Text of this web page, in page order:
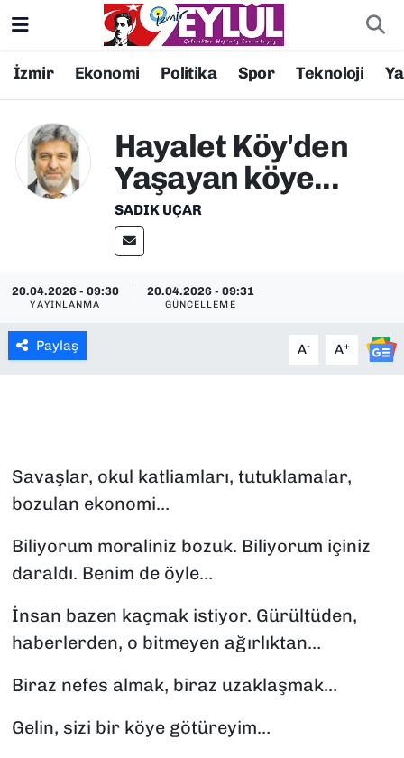
İzmir Ekonomi Politika Spor Teknoloji
Hayalet Köy'den
Yaşayan köye...
SADIK UÇAR
20.04.2026 - 09:30
YAYINLANMA
20.04.2026 - 09:31
GÜNCELLEME
Paylaş A- A+
Savaşlar, okul katliamları, tutuklamalar,
bozulan ekonomi…
Biliyorum moraliniz bozuk. Biliyorum içiniz
daraldı. Benim de öyle…
İnsan bazen kaçmak istiyor. Gürültüden,
haberlerden, o bitmeyen ağırlıktan…
Biraz nefes almak, biraz uzaklaşmak…
Gelin, sizi bir köye götüreyim…
Resmi İlanlar
DÜNYA
EKONOMİ
KÜLTÜR SANAT
MAGAZİN
SPOR
YAŞAM
YEREL YÖNETİMLER
Konak Nöbetçi Eczaneler
Konak Trafik Yoğunluk Haritası
Süper Lig Puan Durumu ve Fikstür
Tüm Manşetler
Son Dakika Haberleri
Haber Arşivi